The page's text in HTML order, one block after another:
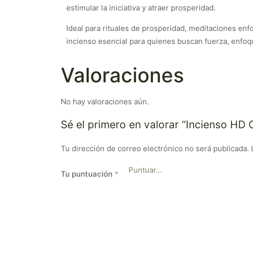
estimular la iniciativa y atraer prosperidad.
Ideal para rituales de prosperidad, meditaciones
incienso esencial para quienes buscan fuerza,
Valoraciones
No hay valoraciones aún.
Sé el primero en valorar “Incienso HD
Tu dirección de correo electrónico no será publicada.
Tu puntuación *